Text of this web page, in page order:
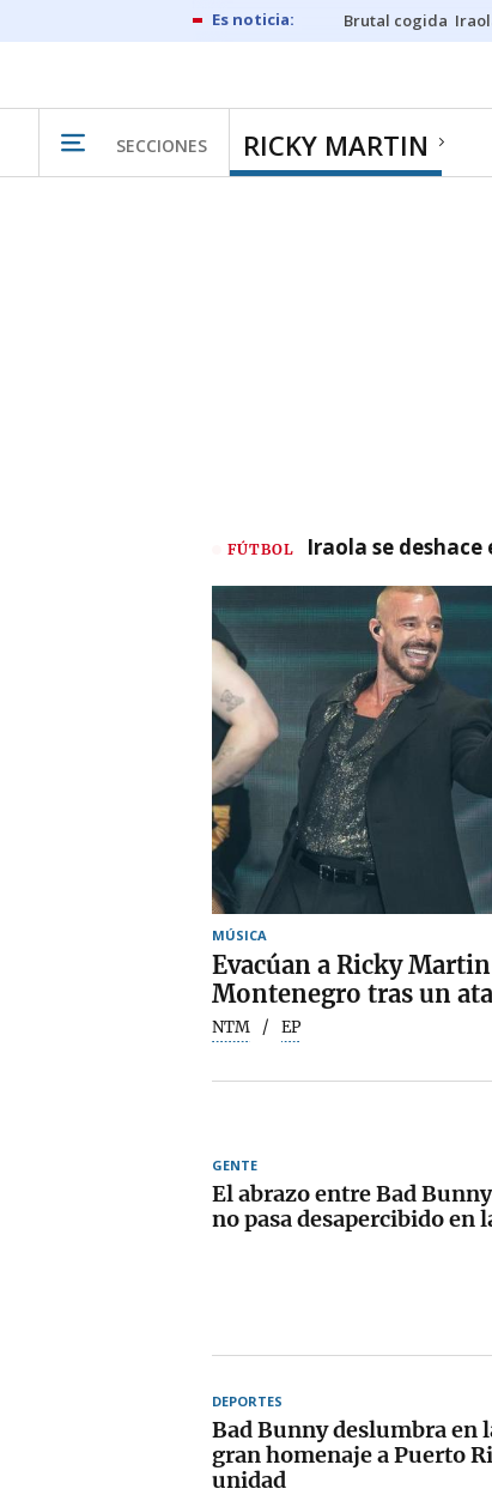
Brutal cogida
SECCIONES RICKY MARTIN
FÚTBOL Iraola se
MÚSICA
Evacúan a Ricky
Montenegro tras un
NTM EP
GENTE
El abrazo entre Bad
no pasa desapercibido en
DEPORTES
Bad Bunny deslumbra en
gran homenaje a Puerto
unidad